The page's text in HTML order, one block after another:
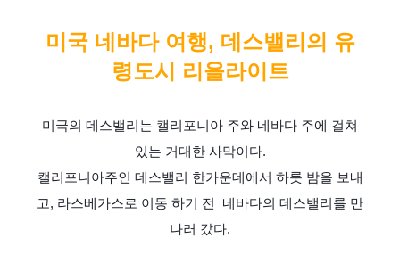
미국 네바다 여행, 데스밸리의 유
령도시 리올라이트
미국의 데스밸리는 캘리포니아 주와 네바다 주에 걸쳐
있는 거대한 사막이다.
캘리포니아주인 데스밸리 한가운데에서 하룻 밤을 보내
고, 라스베가스로 이동 하기 전 네바다의 데스밸리를 만
나러 갔다.